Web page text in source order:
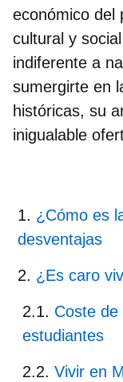
económico del
cultural y
indiferente a
sumergirte en
históricas, su
inigualable
¿Cómo es
desventajas
¿Es caro
Coste
estudiantes
Vivir en